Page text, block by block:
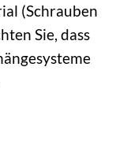
(Schrauben
Sie, dass